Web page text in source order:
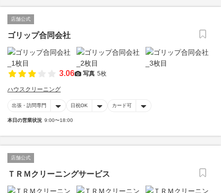
店舗公式
ゴリップ合同会社
3.06 写真 5枚
ハウスクリーニング
出張・訪問専門 日祝OK カード可
本日の営業状況 9:00〜18:00
店舗公式
ＴＲＭクリーニングサービス